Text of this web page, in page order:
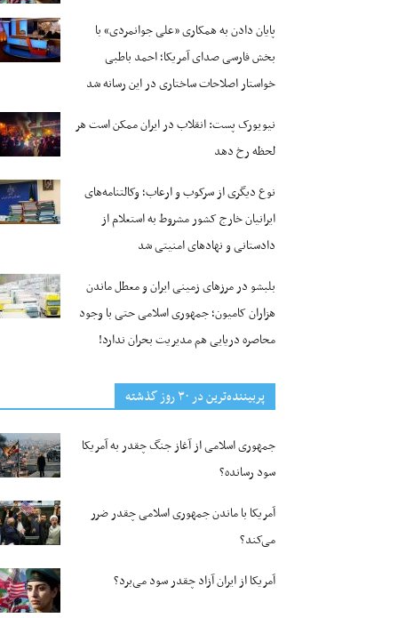
پایان دادن به همکاری «علی جوانمردی» با
بخش فارسی صدای آمریکا؛ احمد باطبی
خواستار اصلاحات ساختاری در این رسانه شد
نیویورک پست: انقلاب در ایران ممکن است هر
لحظه رخ دهد
نوع دیگری از سرکوب و ارعاب؛ وکالتنامه‌های
ایرانیان خارج کشور مشروط به استعلام از
دادستانی و نهادهای امنیتی شد
بلبشو در مرزهای زمینی ایران و معطل ماندن
هزاران کامیون؛ جمهوری اسلامی حتی با وجود
محاصره دریایی هم مدیریت بحران ندارد!
پربیننده‌ترین‌ در ۳۰ روز گذشته
جمهوری اسلامی از آغاز جنگ چقدر به آمریکا
سود رسانده؟
آمریکا با ماندن جمهوری اسلامی چقدر ضرر
می‌کند؟
آمریکا از ایران آزاد چقدر سود می‌برد؟